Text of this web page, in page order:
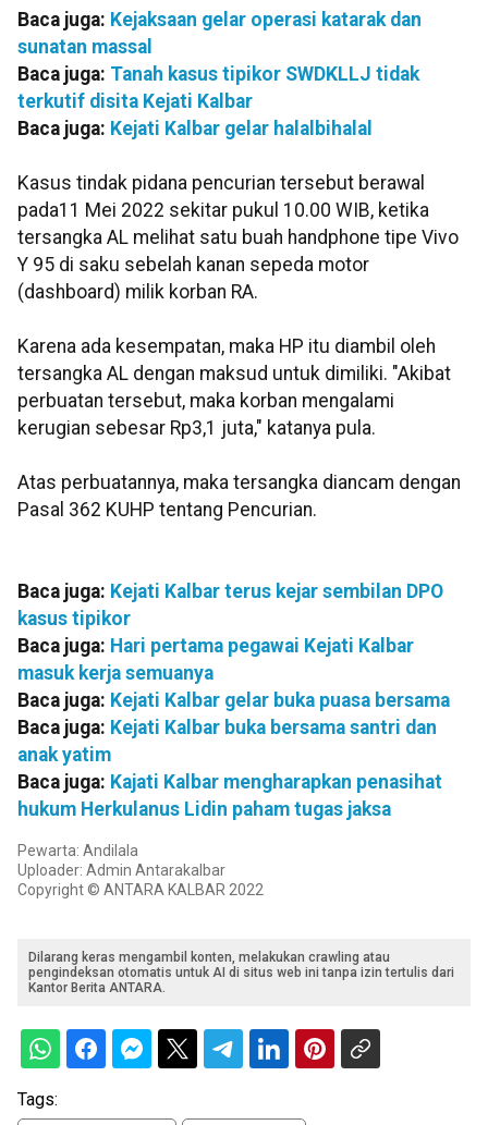
Baca juga: Kejaksaan gelar operasi katarak dan
sunatan massal
Baca juga: Tanah kasus tipikor SWDKLLJ tidak
terkutif disita Kejati Kalbar
Baca juga: Kejati Kalbar gelar halalbihalal
Kasus tindak pidana pencurian tersebut berawal
pada11 Mei 2022 sekitar pukul 10.00 WIB, ketika
tersangka AL melihat satu buah handphone tipe Vivo
Y 95 di saku sebelah kanan sepeda motor
(dashboard) milik korban RA.
Karena ada kesempatan, maka HP itu diambil oleh
tersangka AL dengan maksud untuk dimiliki. "Akibat
perbuatan tersebut, maka korban mengalami
kerugian sebesar Rp3,1 juta," katanya pula.
Atas perbuatannya, maka tersangka diancam dengan
Pasal 362 KUHP tentang Pencurian.
Baca juga: Kejati Kalbar terus kejar sembilan DPO
kasus tipikor
Baca juga: Hari pertama pegawai Kejati Kalbar
masuk kerja semuanya
Baca juga: Kejati Kalbar gelar buka puasa bersama
Baca juga: Kejati Kalbar buka bersama santri dan
anak yatim
Baca juga: Kajati Kalbar mengharapkan penasihat
hukum Herkulanus Lidin paham tugas jaksa
Pewarta: Andilala
Uploader: Admin Antarakalbar
Copyright © ANTARA KALBAR 2022
Dilarang keras mengambil konten, melakukan crawling atau
pengindeksan otomatis untuk AI di situs web ini tanpa izin tertulis dari
Kantor Berita ANTARA.
Tags: